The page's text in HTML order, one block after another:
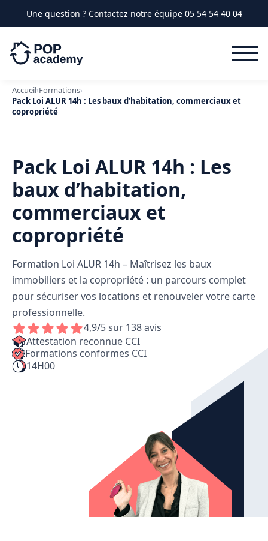
Une question ? Contactez notre équipe 05 54 54 40 04
Accueil›Formations›
Pack Loi ALUR 14h : Les baux d’habitation, commerciaux et
copropriété
Pack Loi ALUR 14h : Les
baux d’habitation,
commerciaux et
copropriété
Formation Loi ALUR 14h – Maîtrisez les baux
immobiliers et la copropriété : un parcours complet
pour sécuriser vos locations et renouveler votre carte
professionnelle.
4,9/5 sur 138 avis
Attestation reconnue CCI
Formations conformes CCI
14H00